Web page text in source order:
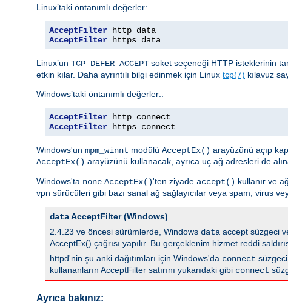
Linux’taki öntanımlı değerler:
AcceptFilter
AcceptFilter https data
Linux’un TCP_DEFER_ACCEPT soket seçeneği HTTP isteklerinin
etkin kılar. Daha ayrıntılı bilgi edinmek için Linux tcp(7) kılavuz
Windows’taki öntanımlı değerler::
AcceptFilter
AcceptFilter https connect
Windows'un mpm_winnt modülü AcceptEx() arayüzünü açıp
AcceptEx() arayüzünü kullanacak, ayrıca uç ağ adresleri de
Windows'ta none AcceptEx()'ten ziyade accept() kullanır ve
vpn sürücüleri gibi bazı sanal ağ sağlayıcılar veya spam, virus
dataAcceptFilter (Windows)
2.4.23 ve öncesi sürümlerde, Windows data accept süzgeci
AcceptEx() çağrısı yapılır. Bu gerçeklenim hizmet reddi
httpd'nin şu anki dağıtımları için Windows'da connect süzgeci
kullananların AcceptFilter satırını yukarıdaki gibi connect
Ayrıca bakınız: